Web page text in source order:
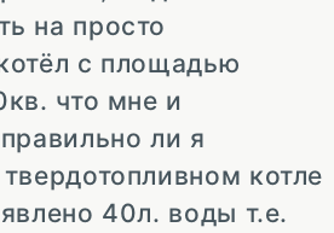
на просто
с площадью
что мне и
ли я
котле
40л. воды т.е.